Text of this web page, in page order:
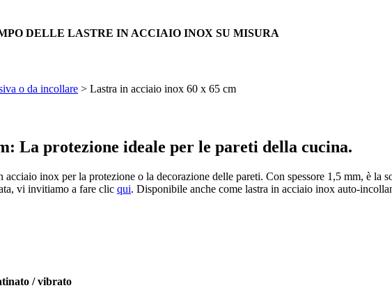
DELLE LASTRE IN ACCIAIO INOX SU MISURA
o da incollare > Lastra in acciaio inox 60 x 65 cm
La protezione ideale per le pareti della cucina.
inox per la protezione o la decorazione delle pareti. Con spessore 1,5 mm, è la
vi invitiamo a fare clic qui. Disponibile anche come lastra in acciaio inox auto-
/ vibrato